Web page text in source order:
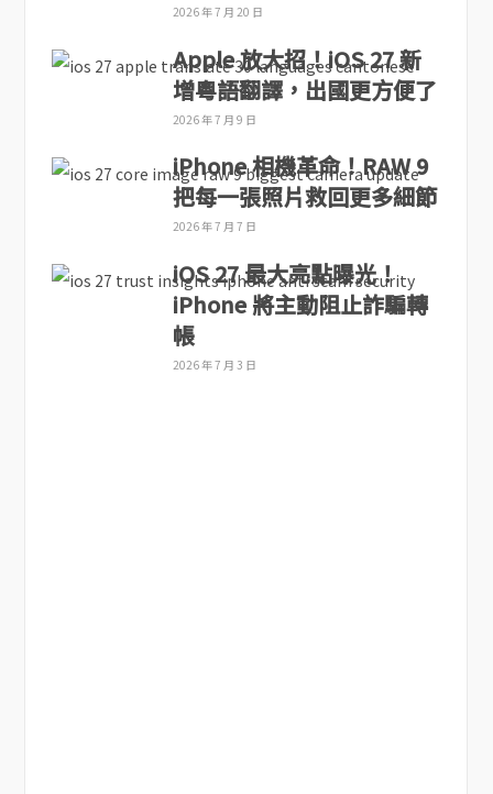
2026 年 7 月 20 日
Apple 放大招！iOS 27 新
增粵語翻譯，出國更方便了
2026 年 7 月 9 日
iPhone 相機革命！RAW 9
把每一張照片救回更多細節
2026 年 7 月 7 日
iOS 27 最大亮點曝光！
iPhone 將主動阻止詐騙轉
帳
2026 年 7 月 3 日